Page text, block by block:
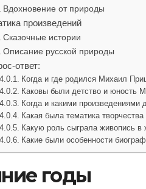
Вдохновение от природы
произведений
Сказочные истории
Описание русской природы
ответ:
Когда и где родился Михаил
Каковы были детство и юность
Когда и какими
Какая была тематика
Какую роль сыграла живопись
Какие были особенности
годы